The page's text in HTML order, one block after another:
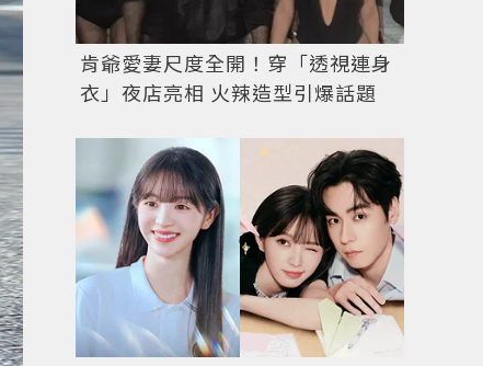
肯爺愛妻尺度全開！穿「透視連身
衣」夜店亮相 火辣造型引爆話題